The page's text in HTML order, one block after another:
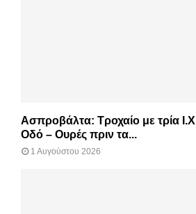
Ασπροβάλτα: Τροχαίο με τρία
Οδό – Ουρές πριν τα...
1 Αυγούστου 2026